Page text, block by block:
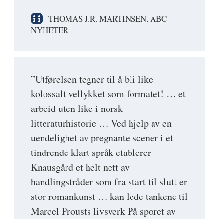
THOMAS J.R. MARTINSEN, ABC
NYHETER
”Utførelsen tegner til å bli like
kolossalt vellykket som formatet! … et
arbeid uten like i norsk
litteraturhistorie … Ved hjelp av en
uendelighet av pregnante scener i et
tindrende klart språk etablerer
Knausgård et helt nett av
handlingstråder som fra start til slutt er
stor romankunst … kan lede tankene til
Marcel Prousts livsverk På sporet av